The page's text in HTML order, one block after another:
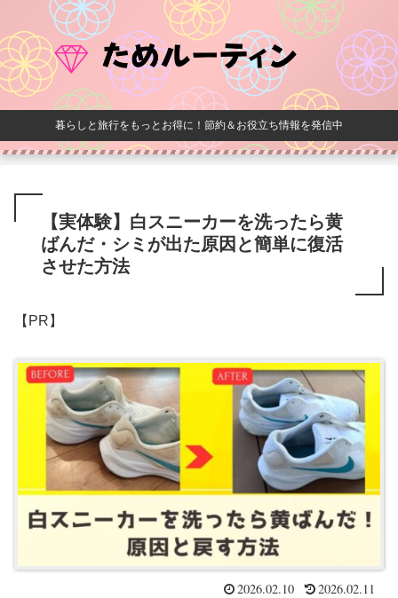
暮らしと旅行をもっとお得に！節約＆お役立ち情報を発信中
【実体験】白スニーカーを洗ったら黄
ばんだ・シミが出た原因と簡単に復活
させた方法
【PR】
2026.02.10 2026.02.11